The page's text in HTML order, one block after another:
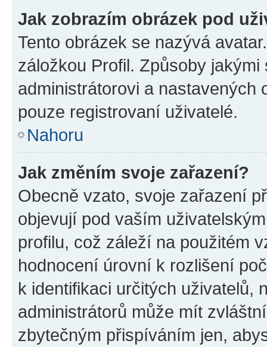
Jak zobrazím obrázek pod
Tento obrázek se nazývá
záložkou Profil. Způsoby
administrátorovi a nastavených
pouze registrovaní uživatelé.
Nahoru
Jak změním svoje zařazení?
Obecně vzato, svoje zařazení
objevují pod vaším
profilu, což záleží na použitém
hodnocení úrovní k rozlišení
k identifikaci určitých uživatelů,
administrátorů může mít
zbytečným přispíváním jen,